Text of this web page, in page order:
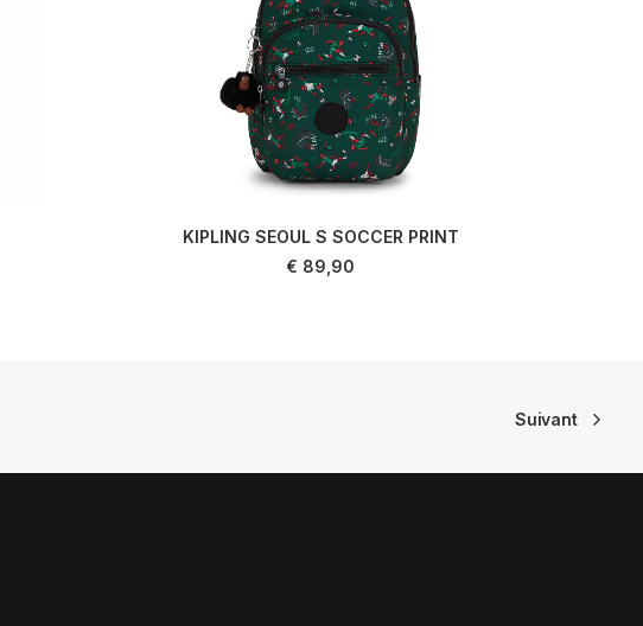
KIPLING SEOUL S SOCCER PRINT
€ 89,90
Suivant